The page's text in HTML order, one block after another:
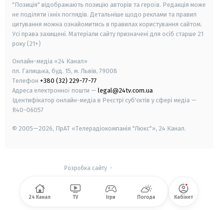
"Позиція" відображають позицію авторів та героїв. Редакція може
не поділяти їхніх поглядів. Детальніше щодо реклами та правил
цитування можна ознайомитись в правилах користування сайтом.
Усі права захищені. Матеріали сайту призначені для осіб старше 21
року (21+)
Онлайн-медіа «24 Канал»
пл. Галицька, буд. 15, м. Львів, 79008
Телефон +380 (32) 229-77-77
Адреса електронної пошти — legal@24tv.com.ua
Ідентифікатор онлайн-медіа в Реєстрі суб'єктів у сфері медіа —
R40-06057
© 2005—2026, ПрАТ «Телерадіокомпанія "Люкс"», 24 Канал.
Розробка сайту-
24 Канал TV Ігри Погода Кабінет